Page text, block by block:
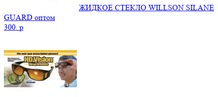
ЖИДКОЕ СТЕКЛО WILLSON SILANE
GUARD оптом
300. p